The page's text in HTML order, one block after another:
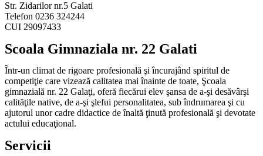
Str. Zidarilor nr.5 Galati
Telefon 0236 324244
CUI 29097433
Scoala Gimnaziala nr. 22 Galati
Într-un climat de rigoare profesională şi încurajând spiritul de
competiţie care vizează calitatea mai înainte de toate, Şcoala
gimnazială nr. 22 Galaţi, oferă fiecărui elev şansa de a-şi desăvârşi
calităţile native, de a-şi şlefui personalitatea, sub îndrumarea şi cu
ajutorul unor cadre didactice de înaltă ţinută profesională şi devotate
actului educaţional.
Servicii